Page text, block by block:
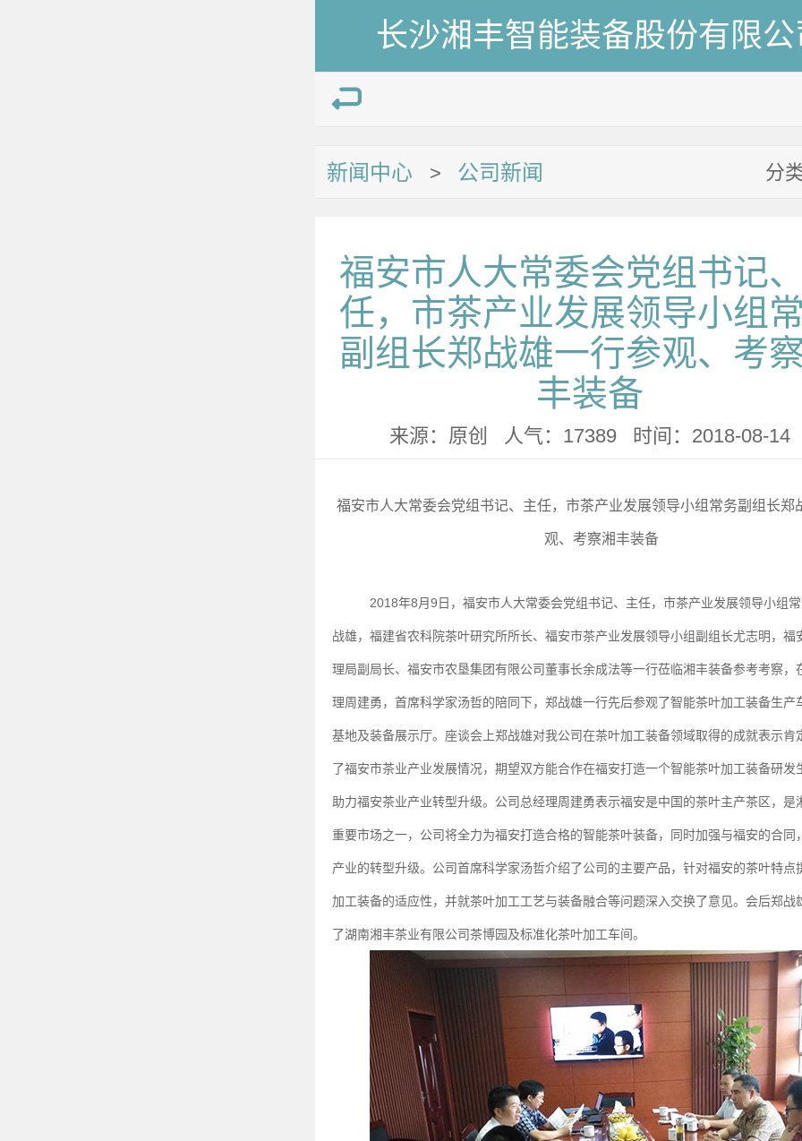
长沙湘丰智能装备股份有限
分
新闻中心 > 公司新闻
福安市人大常委会党组书记
任，市茶产业发展领导小组
副组长郑战雄一行参观、考
丰装备
来源：原创 人气：17389 时间：2018-08-14
福安市人大常委会党组书记、主任，市茶产业发展领导小组常务副组长郑
观、考察湘丰装备
2018年8月9 日，福安市人大常委会党组书记、主任，市茶产业发展领导小组
战雄，福建省农科院茶叶研究所所长、福安市茶产业发展领导小组副组长尤志明，福
理局副局长、福安市农垦集团有限公司董事长余成法等一行莅临湘丰装备参考考察，
理周建勇，首席科学家汤哲的陪同下，郑战雄一行先后参观了智能茶叶加工装备生产
基地及装备展示厅。座谈会上郑战雄对我公司在茶叶加工装备领域取得的成就表示肯
了福安市茶业产业发展情况，期望双方能合作在福安打造一个智能茶叶加工装备研发
助力福安茶业产业转型升级。公司总经理周建勇表示福安是中国的茶叶主产茶区，是
重要市场之一，公司将全力为福安打造合格的智能茶叶装备，同时加强与福安的合同
产业的转型升级。公司首席科学家汤哲介绍了公司的主要产品，针对福安的茶叶特点
加工装备的适应性，并就茶叶加工工艺与装备融合等问题深入交换了意见。会后郑战
了湖南湘丰茶业有限公司茶博园及标准化茶叶加工车间。